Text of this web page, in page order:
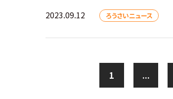
2023.09.12 ろうさいニュース
1 ...